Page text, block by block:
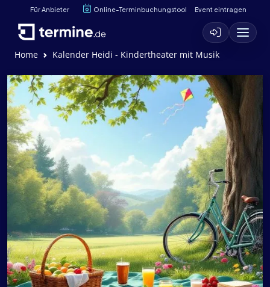
Für Anbieter Online-Terminbuchungstool Event eintragen
Home Kalender Heidi - Kindertheater mit Musik